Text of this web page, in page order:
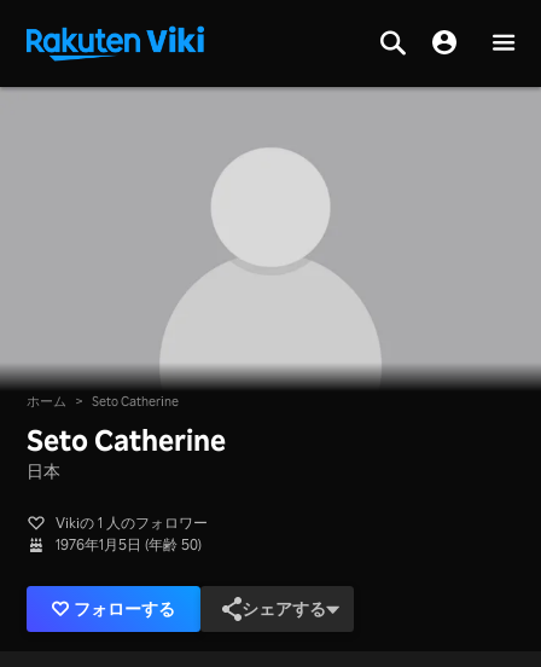
ホーム > Seto Catherine
Seto Catherine
日本
Vikiの 1 人のフォロワー
1976年1月5日 (年齢 50)
フォローする シェアする